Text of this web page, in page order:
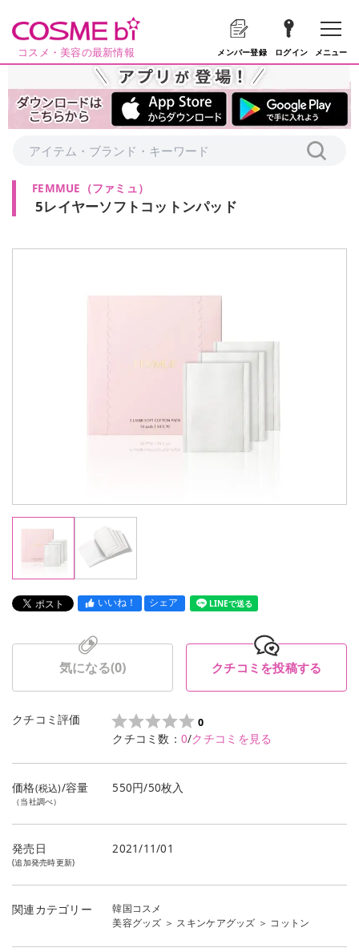
コスメ・美容の最新情報 メンバー登録 ログイン メニュー
FEMMUE （ファミュ）
5レイヤーソフトコットンパッド
いいね！ シェア LINEで送る
気になる(0) クチコミを投稿する
クチコミ評価 0
クチコミ数： 0/クチコミを見る
価格(税込)/容量
（当社調べ）
550円/50枚入
発売日
(追加発売時更新)
2021/11/01
関連カテゴリー
韓国コスメ
美容グッズ ＞ スキンケアグッズ ＞ コットン